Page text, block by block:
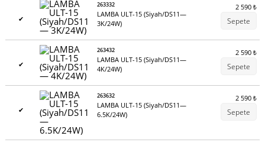
✔
263332
LAMBA ULT-15 (Siyah/DS11—
3K/24W)
2 590₺
Sepete
✔
263432
LAMBA ULT-15 (Siyah/DS11—
4K/24W)
2 590₺
Sepete
✔
263632
LAMBA ULT-15 (Siyah/DS11—
6.5K/24W)
2 590₺
Sepete